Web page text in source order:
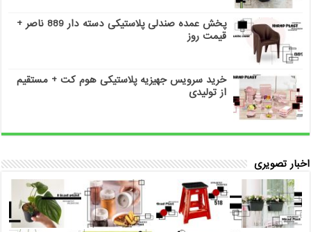
پخش عمده صندلی پلاستیکی دسته دار 889 ناصر +
قیمت روز
خرید سرویس جهیزیه پلاستیکی هوم کت + مستقیم
از تولیدی
اخبار تصویری